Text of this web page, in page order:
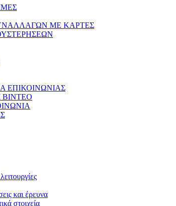
ΜΕ ΚΑΡΤΕΣ
ΕΠΙΚΟΙΝΩΝΙΑΣ
και έρευνα
στοιχεία